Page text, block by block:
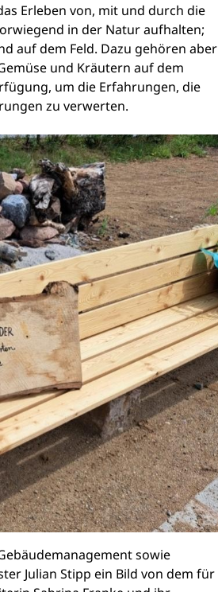
Erleben von, mit und durch die
in der Natur aufhalten;
auf dem Feld. Dazu gehören aber
und Kräutern auf dem
um die Erfahrungen, die
zu verwerten.
sowie
Julian Stipp ein Bild von dem für